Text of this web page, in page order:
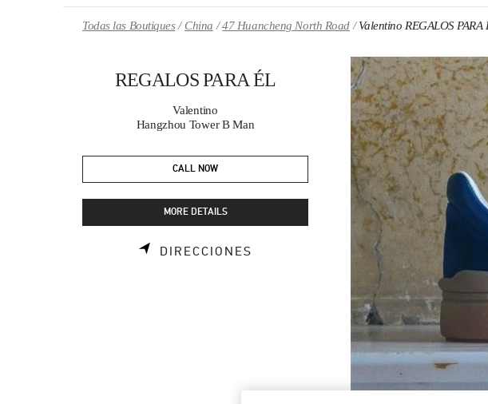
Todas las Boutiques China 47 Huancheng North Road Valentino REGALOS PARA
REGALOS PARA ÉL
Valentino
Hangzhou Tower B Man
CALL NOW
MORE DETAILS
DIRECCIONES LINK OPENS IN NEW TAB